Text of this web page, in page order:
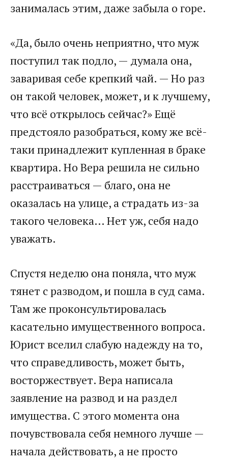
занималась этим, даже забыла о горе.
«Да, было очень неприятно, что муж
поступил так подло, — думала она,
заваривая себе крепкий чай. — Но раз
он такой человек, может, и к лучшему,
что всё открылось сейчас?» Ещё
предстояло разобраться, кому же всё-
таки принадлежит купленная в браке
квартира. Но Вера решила не сильно
расстраиваться — благо, она не
оказалась на улице, а страдать из-за
такого человека… Нет уж, себя надо
уважать.
Спустя неделю она поняла, что муж
тянет с разводом, и пошла в суд сама.
Там же проконсультировалась
касательно имущественного вопроса.
Юрист вселил слабую надежду на то,
что справедливость, может быть,
восторжествует. Вера написала
заявление на развод и на раздел
имущества. С этого момента она
почувствовала себя немного лучше —
начала действовать, а не просто